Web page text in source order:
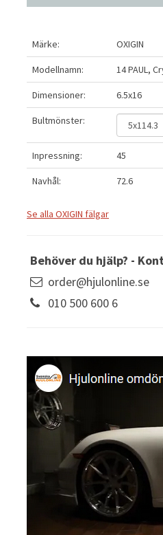
Märke: OXIGIN
Modellnamn: 14 PAUL,
Dimensioner: 6.5x16
Bultmönster:
Inpressning: 45
Navhål: 72.6
Se alla OXIGIN fälgar
Behöver du hjälp? -
order@hjulonline.se
010 500 600 6